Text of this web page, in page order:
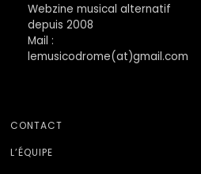
Webzine musical alternatif
depuis 2008
Mail :
lemusicodrome(at)gmail.com
CONTACT
L’ÉQUIPE